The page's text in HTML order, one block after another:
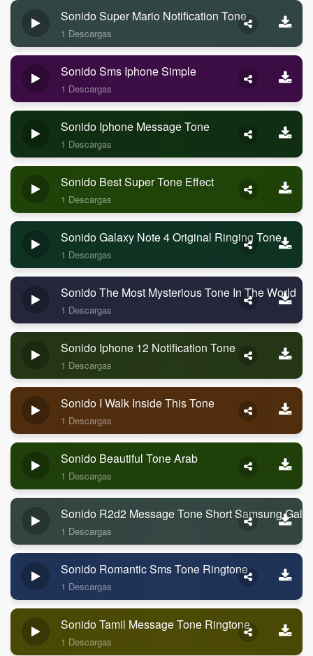
Sonido Super Mario Notification Tone
1 Descargas
Sonido Sms Iphone Simple
1 Descargas
Sonido Iphone Message Tone
1 Descargas
Sonido Best Super Tone Effect
1 Descargas
Sonido Galaxy Note 4 Original Ringing Tone
1 Descargas
Sonido The Most Mysterious Tone In The World
1 Descargas
Sonido Iphone 12 Notification Tone
1 Descargas
Sonido I Walk Inside This Tone
1 Descargas
Sonido Beautiful Tone Arab
1 Descargas
Sonido R2d2 Message Tone Short Samsung
1 Descargas
Sonido Romantic Sms Tone Ringtone
1 Descargas
Sonido Tamil Message Tone Ringtone
1 Descargas